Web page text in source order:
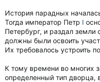
История парадных
Тогда император Петр I
Петербург, и раздал
должны были освоить
Их требовалось устроить
К тому времени во многих
определенный тип дворца,